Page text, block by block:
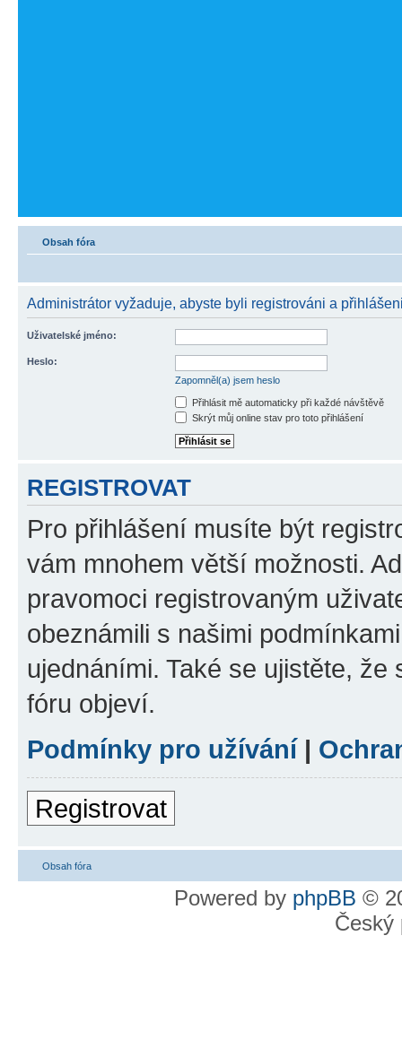
Obsah fóra
Administrátor vyžaduje, abyste byli registrováni a
Uživatelské jméno:
Heslo:
Zapomněl(a) jsem heslo
Přihlásit mě automaticky při každé návštěvě
Skrýt můj online stav pro toto přihlášení
REGISTROVAT
Pro přihlášení musíte být
vám mnohem větší možnosti.
pravomoci registrovaným
obeznámili s našimi
ujednáními. Také se ujistěte,
fóru objeví.
Podmínky pro užívání|
Registrovat
Obsah fóra
Powered by phpBB ©